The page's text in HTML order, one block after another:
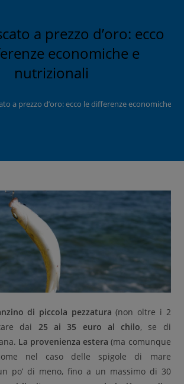
a prezzo d’oro: ecco
economiche e
nutrizionali
a prezzo d’oro: ecco le differenze economiche e
di piccola pezzatura (non oltre i 2
dai 25 ai 35 euro al chilo, se di
La provenienza estera(ma comunque
nel caso delle spigole di mare
po’ di meno, fino a un massimo di 30